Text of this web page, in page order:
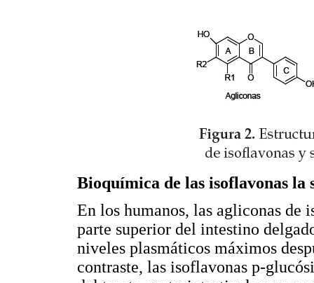
Bioquímica de las isoflavonas la
En los humanos, las agliconas de
parte superior del intestino
niveles plasmáticos máximos
contraste, las isoflavonas p-